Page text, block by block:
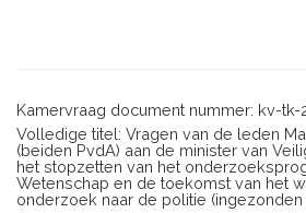
Kamervraag document nummer: kv-tk-
Volledige titel: Vragen van de leden
(beiden PvdA) aan de minister van
het stopzetten van het
Wetenschap en de toekomst van het
onderzoek naar de politie (ingezonden